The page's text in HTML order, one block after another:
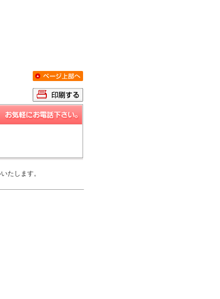
たします。